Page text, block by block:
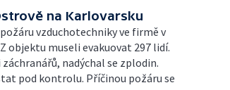
na Karlovarsku
vzduchotechniky ve firmě v
objektu museli evakuovat 297 lidí.
nadýchal se zplodin.
pod kontrolu. Příčinou požáru se